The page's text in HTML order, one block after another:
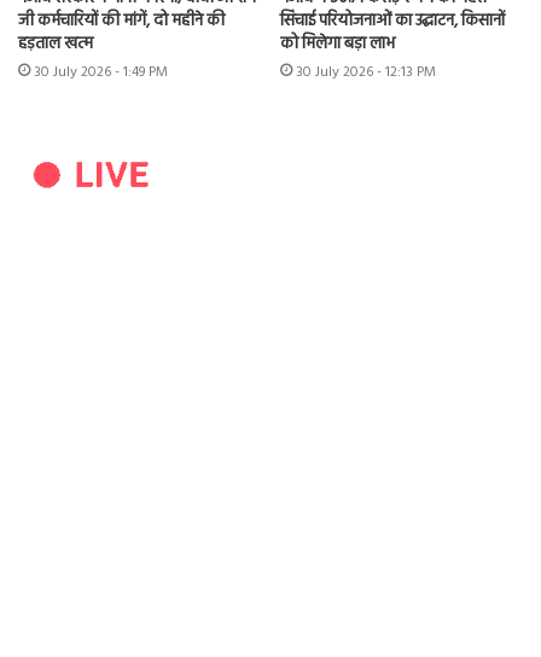
जी कर्मचारियों की मांगें, दो महीने की
हड़ताल खत्म
30 July 2026 - 1:49 PM
सिंचाई परियोजनाओं का उद्घाटन, किसानों
को मिलेगा बड़ा लाभ
30 July 2026 - 12:13 PM